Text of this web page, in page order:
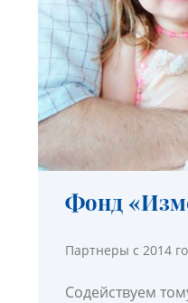
Фонд
Партнеры с 2014
Содействуем